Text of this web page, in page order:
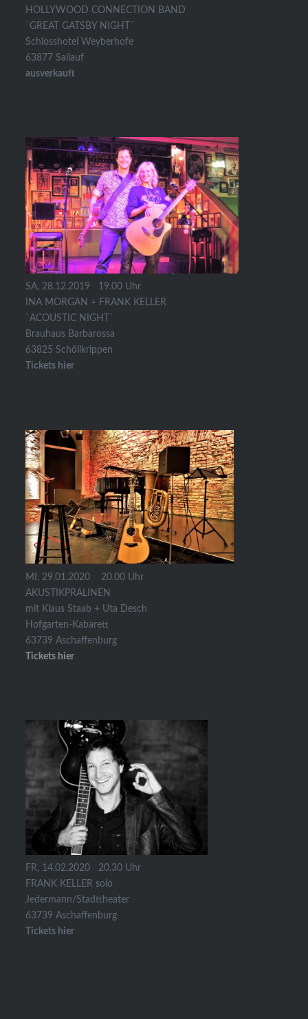
HOLLYWOOD CONNECTION BAND
`GREAT GATSBY NIGHT´
Schlosshotel Weyberhofe
63877 Sailauf
ausverkauft
SA, 28.12.2019 19.00 Uhr
INA MORGAN + FRANK KELLER
`ACOUSTIC NIGHT´
Brauhaus Barbarossa
63825 Schöllkrippen
Tickets hier
MI, 29.01.2020 20.00 Uhr
AKUSTIKPRALINEN
mit Klaus Staab + Uta Desch
Hofgarten-Kabarett
63739 Aschaffenburg
Tickets hier
FR, 14.02.2020 20.30 Uhr
FRANK KELLER solo
Jedermann/Stadttheater
63739 Aschaffenburg
Tickets hier